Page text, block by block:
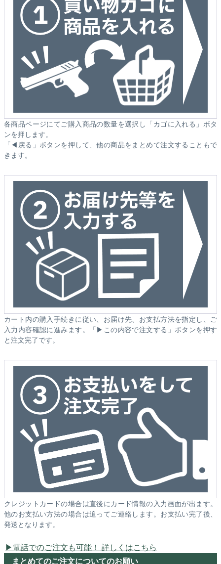
各商品ページにてご購入商品の数量を選択し「カゴに入れる」ボタ
ンを押します。
「◀戻る」ボタンを押して、他の商品をまとめて注文することもで
きます。
カート内の購入手続きに従い、お届け先、お支払方法を指定し、ご
入力内容確認に進みます。「▶この内容で注文する」ボタンを押す
と注文完了です。
クレジットカードの場合は直後にカード情報の入力画面が出ます。
他のお支払い方法の場合は追ってご連絡します。お支払い完了後、
発送となります。
電話でのご注文も可能！ 詳しくはこちら
まとめてのご注文についてのお願い